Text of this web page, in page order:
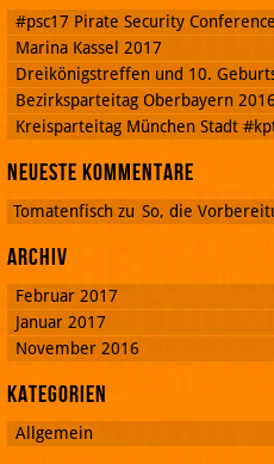
#psc17 Pirate Security Conference
Marina Kassel 2017
Dreikönigstreffen und 10.
Bezirksparteitag Oberbayern
Kreisparteitag München Stadt
Neueste Kommentare
Tomatenfisch zu So, die
Archiv
Februar 2017
Januar 2017
November 2016
Kategorien
Allgemein